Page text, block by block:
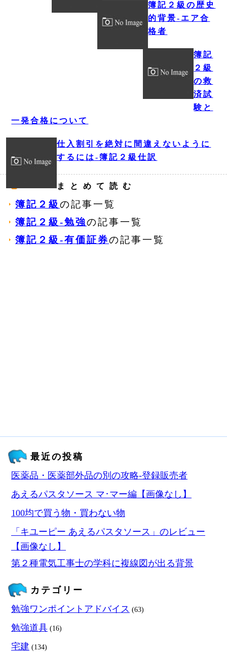
簿記２級の歴史
的背景‐エア合
格者
簿記
２級
の救
済試
験と
一発合格について
仕入割引を絶対に間違えないように
するには‐簿記２級仕訳
まとめて読む
簿記２級 の記事一覧
簿記２級‐勉強の記事一覧
簿記２級‐有価証券の記事一覧
最近の投稿
医薬品・医薬部外品の別の攻略‐登録販売者
あえるパスタソース マ･マー編【画像なし】
100均で買う物・買わない物
「キユーピー あえるパスタソース」のレビュー
【画像なし】
第２種電気工事士の学科に複線図が出る背景
カテゴリー
勉強ワンポイントアドバイス (63)
勉強道具 (16)
宅建 (134)